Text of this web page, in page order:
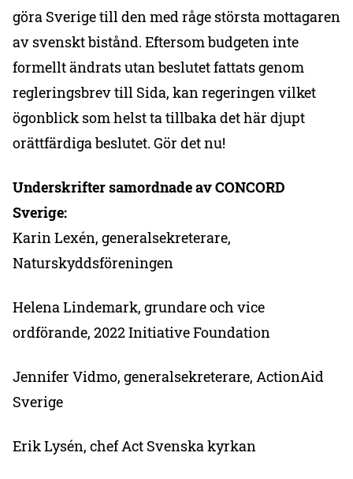
göra Sverige till den med råge största mottagaren
av svenskt bistånd. Eftersom budgeten inte
formellt ändrats utan beslutet fattats genom
regleringsbrev till Sida, kan regeringen vilket
ögonblick som helst ta tillbaka det här djupt
orättfärdiga beslutet. Gör det nu!
Underskrifter samordnade av CONCORD
Sverige:
Karin Lexén, generalsekreterare,
Naturskyddsföreningen
Helena Lindemark, grundare och vice
ordförande, 2022 Initiative Foundation
Jennifer Vidmo, generalsekreterare, ActionAid
Sverige
Erik Lysén, chef Act Svenska kyrkan